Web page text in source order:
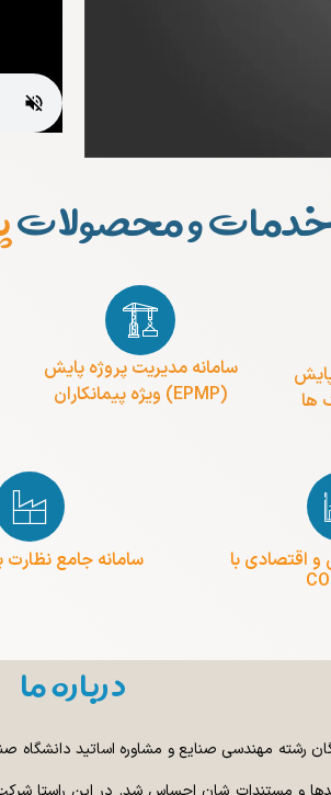
خدمات و محصولات
سامانه مدیریت پروژه پایش
(EPMP) ویژه پیمانکاران
اقتصادی با سامانه جامع نظارت
درباره ما
تلاش جمعی از دانش آموختگان رشته مهندسی صنایع و